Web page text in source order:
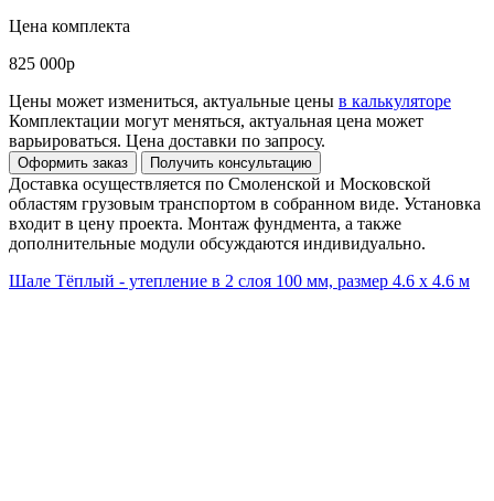
Цена комплекта
825 000р
Цены может измениться, актуальные цены в калькуляторе
Комплектации могут меняться, актуальная цена может
варьироваться. Цена доставки по запросу.
Доставка осуществляется по Смоленской и Московской
областям грузовым транспортом в собранном виде. Установка
входит в цену проекта. Монтаж фундмента, а также
дополнительные модули обсуждаются индивидуально.
Шале Тёплый - утепление в 2 слоя 100 мм, размер 4.6 х 4.6 м